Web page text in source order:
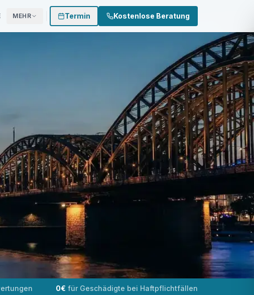
MEHR Termin Kostenlose Beratung
02351 - 874 3002 0170 - 500 4022 Termin buchen
Schadenanalyse durch erfahrene Kfz-
0€ für Geschädigte bei Haftpflichtfällen